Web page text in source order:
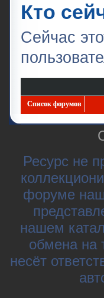
Кто
Сейчас
Список форумов
Ресурс не
форуме
нашем
обмена на
несёт